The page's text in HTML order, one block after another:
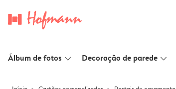
Álbum de fotos slim_arrow_down Decoração de parede slim_arrow_down